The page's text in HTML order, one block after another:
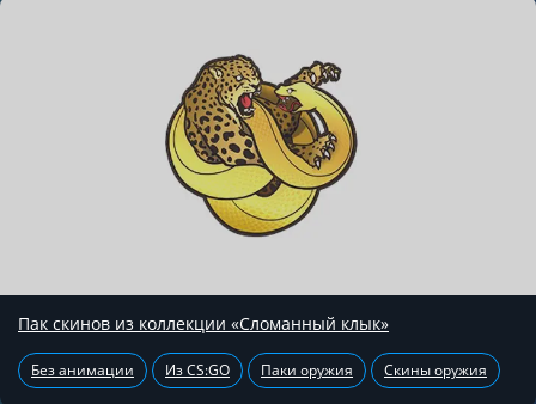
Пак скинов из коллекции «Сломанный клык»
Без анимации Из CS:GO Паки оружия Скины оружия